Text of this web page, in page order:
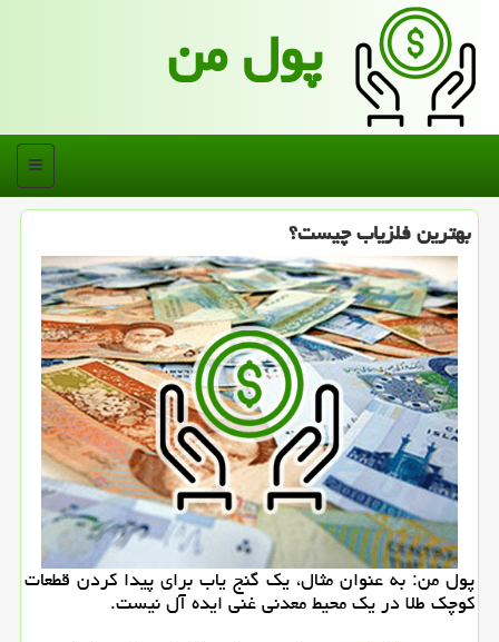
پول من
منو
بهترین فلزیاب چیست؟
پول من: به عنوان مثال، یك گنج یاب برای پیدا كردن قطعات
كوچك طلا در یك محیط معدنی غنی ایده آل نیست.